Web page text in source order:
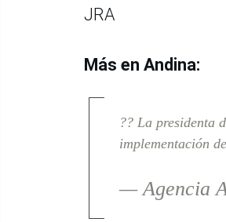
JRA
Más en Andina:
?? La presidenta
implementación
— Agencia